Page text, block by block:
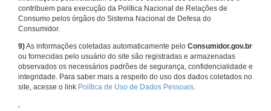
contribuem para execução da Política Nacional de Relações de
Consumo pelos órgãos do Sistema Nacional de Defesa do
Consumidor.
9)As informações coletadas automaticamente pelo Consumidor.gov.br
ou fornecidas pelo usuário do site são registradas e armazenadas
observados os necessários padrões de segurança, confidencialidade e
integridade. Para saber mais a respeito do uso dos dados coletados no
site, acesse o link Política de Uso de Dados Pessoais.
,